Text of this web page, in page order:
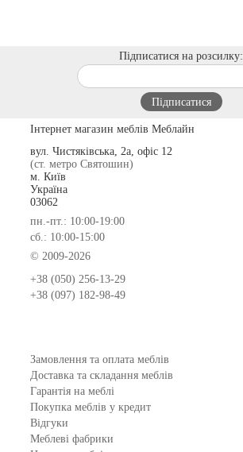
Підписатися на розсилку:
Інтернет магазин меблів Меблайн
вул. Чистяківська, 2а, офіс 12
(ст. метро Святошин)
м. Київ
Україна
03062
пн.-пт.: 10:00-19:00
сб.: 10:00-15:00
© 2009-2026
+38 (050) 256-13-29
+38 (097) 182-98-49
Замовлення та оплата меблів
Доставка та складання меблів
Гарантія на меблі
Покупка меблів у кредит
Відгуки
Меблеві фабрики